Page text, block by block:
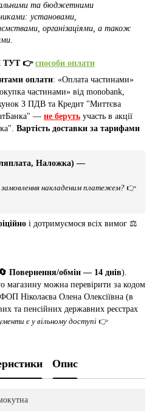
та бюджетними
установами,
організаціями, а також
ТУТ 👉 способи оплати
оплати: «Оплата частинами»
частинами» від monobank,
З ПДВ та Кредит "Миттєва
— не беруть участь в акції
Вартість доставки за тарифами
Наложка) —
накладеним платежем? 👉
і дотримуємося всіх вимог ⚖️
Повернення/обмін — 14 днів).
магазину можна перевірити за кодом
ФОП Ніколаєва Олена Олексіївна (в
та пенсійних державних реєстрах
є у вільному доступі 👉
Опис